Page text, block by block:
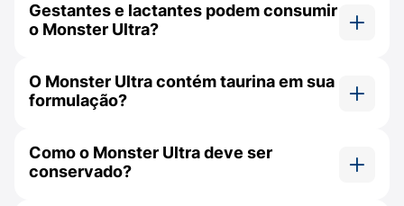
o metabolismo energético.
perfeito para ser consumido gelado.
Monster Energy Ultra 473ml:
objetivos fitness. Adicione ao seu carrinho e
sinta a diferença de um energético premium e
livre de glúten e de derivados de cereais
restritivos.
Gestantes e lactantes podem consumir
o Monster Ultra?
energéticos, o rótulo desaconselha formalmente
o uso por grávidas ou lactantes.
O Monster Ultra contém taurina em sua
formulação?
ativo que ajuda a otimizar o rendimento físico e
foco cerebral.
Como o Monster Ultra deve ser
conservado?